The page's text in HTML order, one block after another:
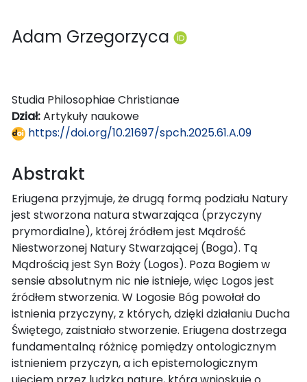
Adam Grzegorzyca
Studia Philosophiae Christianae
Dział:Artykuły naukowe
https://doi.org/10.21697/spch.2025.61.A.09
Abstrakt
Eriugena przyjmuje, że drugą formą podziału Natury
jest stworzona natura stwarzająca (przyczyny
prymordialne), której źródłem jest Mądrość
Niestworzonej Natury Stwarzającej (Boga). Tą
Mądrością jest Syn Boży (Logos). Poza Bogiem w
sensie absolutnym nic nie istnieje, więc Logos jest
źródłem stworzenia. W Logosie Bóg powołał do
istnienia przyczyny, z których, dzięki działaniu Ducha
Świętego, zaistniało stworzenie. Eriugena dostrzega
fundamentalną różnicę pomiędzy ontologicznym
istnieniem przyczyn, a ich epistemologicznym